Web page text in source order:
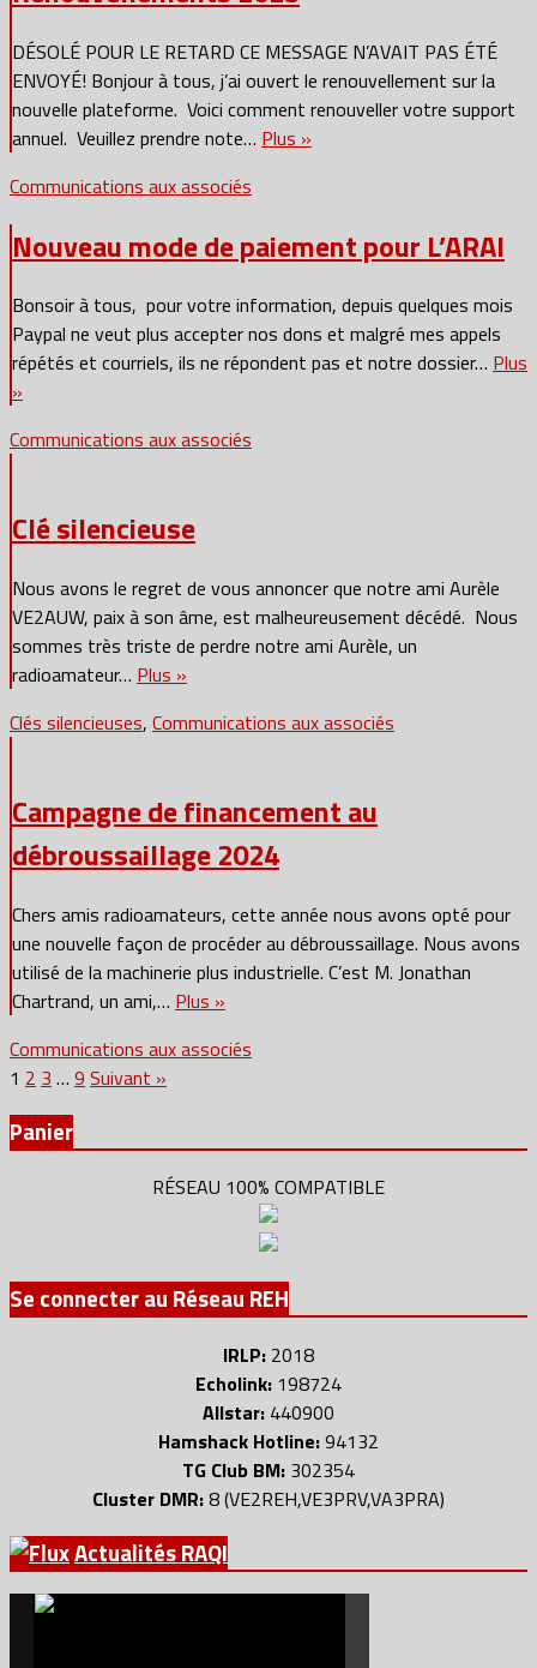
DÉSOLÉ POUR LE RETARD CE MESSAGE N’AVAIT PAS ÉTÉ
ENVOYÉ! Bonjour à tous, j’ai ouvert le renouvellement sur la
nouvelle plateforme. Voici comment renouveller votre support
annuel. Veuillez prendre note… Plus »
Communications aux associés
Nouveau mode de paiement pour L’ARAI
Bonsoir à tous, pour votre information, depuis quelques mois
Paypal ne veut plus accepter nos dons et malgré mes appels
répétés et courriels, ils ne répondent pas et notre dossier… Plus
»
Communications aux associés
Clé silencieuse
Nous avons le regret de vous annoncer que notre ami Aurèle
VE2AUW, paix à son âme, est malheureusement décédé. Nous
sommes très triste de perdre notre ami Aurèle, un
radioamateur… Plus »
Clés silencieuses, Communications aux associés
Campagne de financement au
débroussaillage 2024
Chers amis radioamateurs, cette année nous avons opté pour
une nouvelle façon de procéder au débroussaillage. Nous avons
utilisé de la machinerie plus industrielle. C’est M. Jonathan
Chartrand, un ami,… Plus »
Communications aux associés
Pagination
des
publications
1 2 3 … 9 Suivant »
Panier
RÉSEAU 100% COMPATIBLE
Se connecter au Réseau REH
IRLP: 2018
Echolink: 198724
Allstar: 440900
Hamshack Hotline:94132
TG Club BM: 302354
Cluster DMR:8 (VE2REH,VE3PRV,VA3PRA)
Actualités RAQI